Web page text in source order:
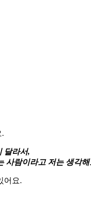
.
달라서,
사람이라고 저는 생각
어요.